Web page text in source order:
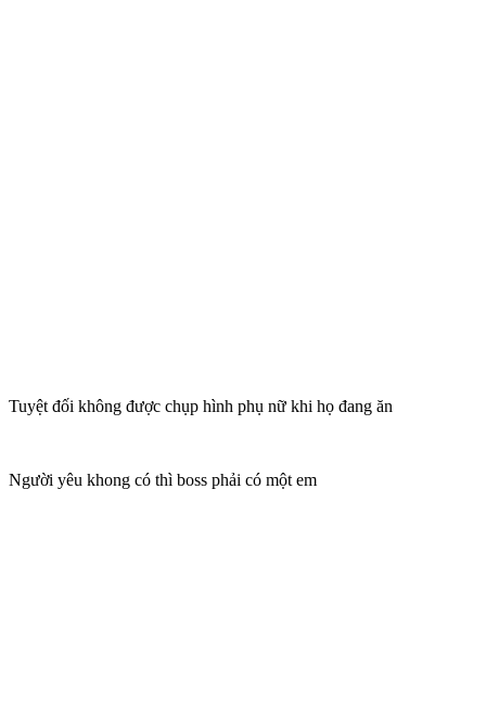
Tuyệt đối không được chụp hình phụ nữ khi họ đang ăn
Người yêu khong có thì boss phải có một em